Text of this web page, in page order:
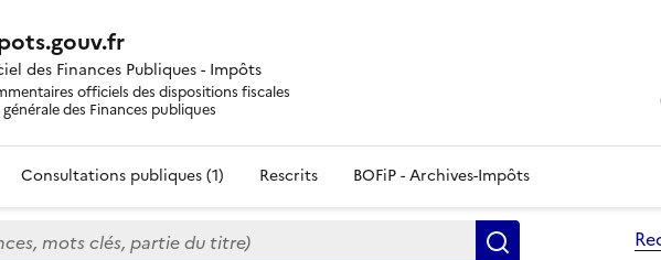
des Finances Publiques - Impôts
officiels des dispositions fiscales
des Finances publiques
Consultations publiques (1) Rescrits BOFiP - Archives-Impôts
mots clés, partie du titre)